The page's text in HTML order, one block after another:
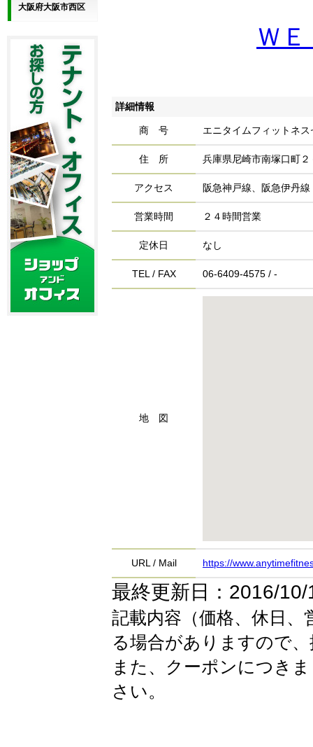
大阪府大阪市西区
Ｗ
詳細情報
商 号 エニタイムフィットネ
住 所 兵庫県尼崎市南塚口町
アクセス 阪急神戸線、阪急伊丹
営業時間 ２４時間営業
定休日 なし
TEL / FAX 06-6409-4575 / -
地 図
URL / Mail https://
最終更新日：2016/10/
記載内容（価格、休日
る場合がありますので
また、クーポンにつき
さい。